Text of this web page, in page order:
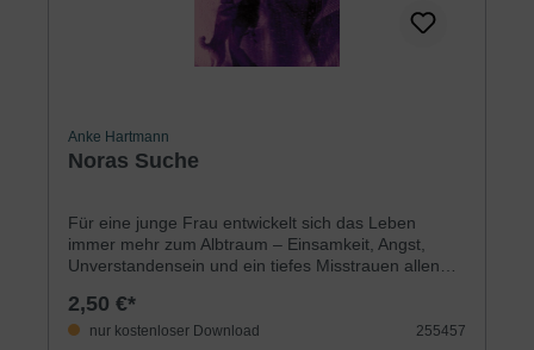
Anke Hartmann
Noras Suche
Für eine junge Frau entwickelt sich das Leben
immer mehr zum Albtraum – Einsamkeit, Angst,
Unverstandensein und ein tiefes Misstrauen allen
Elternhaus empfindet sie als freudlos und
bedrückend, die Figur macht ihr Probleme, zum
2,50 €*
nur kostenloser Download 255457